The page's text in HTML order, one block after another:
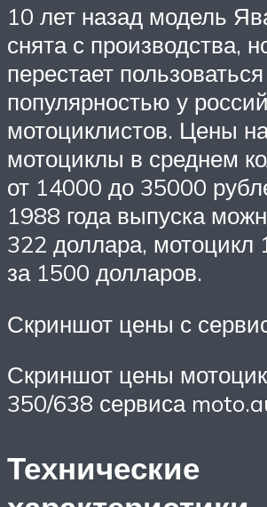
10 лет назад модель
снята с производства,
перестает пользоваться
популярностью у
мотоциклистов. Цены
мотоциклы в среднем
от 14000 до 35000
1988 года выпуска
322 доллара, мотоцикл
за 1500 долларов.
Скриншот цены с
Скриншот цены
350/638 сервиса
Технические